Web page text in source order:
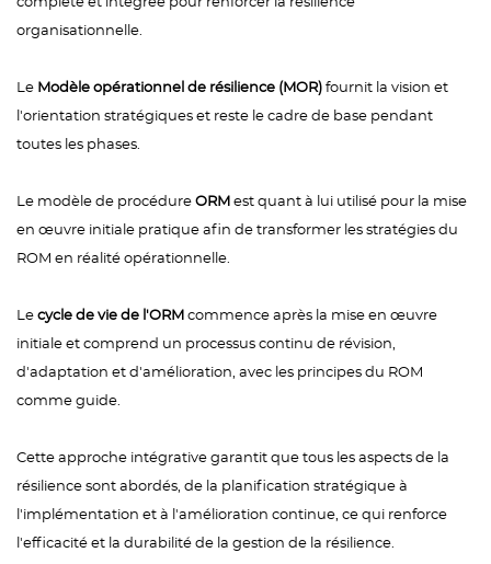
complète et intégrée pour renforcer la résilience
organisationnelle.
Le Modèle opérationnel de résilience (MOR) fournit la vision et
l'orientation stratégiques et reste le cadre de base pendant
toutes les phases.
Le modèle de procédure ORM est quant à lui utilisé pour la mise
en œuvre initiale pratique afin de transformer les stratégies du
ROM en réalité opérationnelle.
Le cycle de vie de l'ORM commence après la mise en œuvre
initiale et comprend un processus continu de révision,
d'adaptation et d'amélioration, avec les principes du ROM
comme guide.
Cette approche intégrative garantit que tous les aspects de la
résilience sont abordés, de la planification stratégique à
l'implémentation et à l'amélioration continue, ce qui renforce
l'efficacité et la durabilité de la gestion de la résilience.